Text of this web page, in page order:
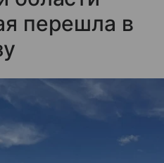
перешла в